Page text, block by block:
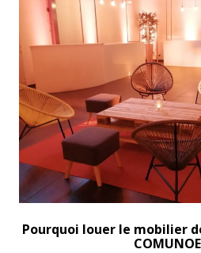
Pourquoi louer le mobilier